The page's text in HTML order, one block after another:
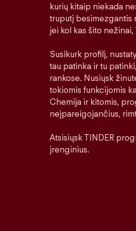
kurių kitaip niekada
truputį besimezgantis
jei kol kas šito
Susikurk profilį,
tau patinka ir tu
rankose. Nusiųsk
tokiomis funkcijomis
Chemija ir kitomis,
neįpareigojančius,
Atsisiųsk TINDER
įrenginius.